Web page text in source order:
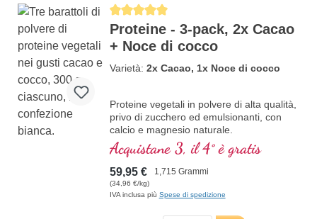
Average rating of 5 out of 5 stars
Proteine - 3-pack, 2x Cacao
+ Noce di cocco
Varietà: 2x Cacao, 1x Noce di cocco
Proteine vegetali in polvere di alta qualità,
privo di zucchero ed emulsionanti, con
calcio e magnesio naturale.
Acquistane 3, il 4° è gratis
59,95 € 1,715 Grammi
(34,96 €/kg)
IVA inclusa più Spese di spedizione